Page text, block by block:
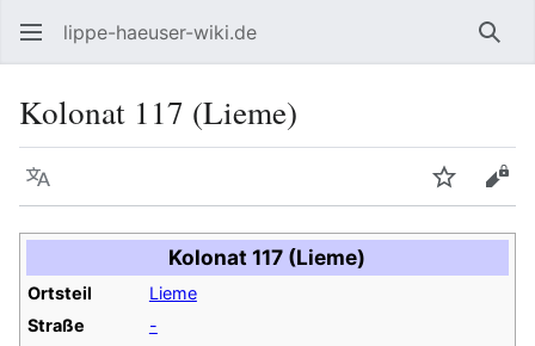
lippe-haeuser-wiki.de
Kolonat 117 (Lieme)
Sprache
Kolonat 117 (Lieme)
Ortsteil
Lieme
Straße
-